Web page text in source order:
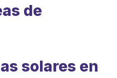
de
solares en